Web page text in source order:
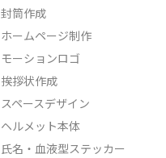
封筒作成
ホームページ制作
モーションロゴ
挨拶状作成
スペースデザイン
ヘルメット本体
氏名・血液型ステッカー